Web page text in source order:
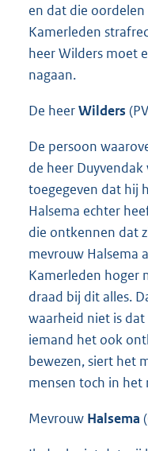
en dat die
Kamerleden
heer Wilders moet
nagaan.
De heerWilders
De persoon
de heer
toegegeven dat hij
Halsema echter
die ontkennen dat
mevrouw Halsema
Kamerleden hoger
draad bij dit alles.
waarheid niet is
iemand het ook
bewezen, siert het
mensen toch in
Mevrouw Halsema